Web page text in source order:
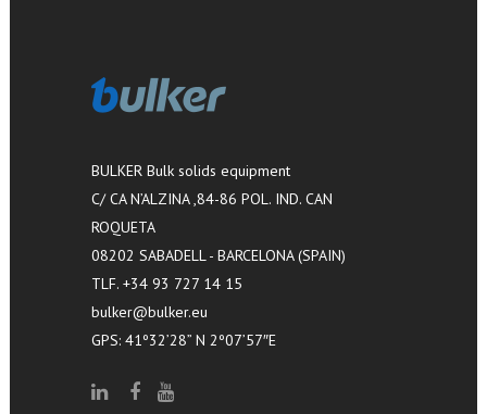
BULKER Bulk solids equipment
C/ CA N’ALZINA ,84-86 POL. IND. CAN
ROQUETA
08202 SABADELL - BARCELONA (SPAIN)
TLF. +34 93 727 14 15
bulker@bulker.eu
GPS: 41º32’28” N 2º07’57″E